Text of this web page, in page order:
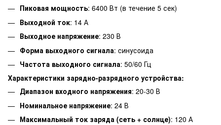
Пиковая мощность: 6400 Вт (в течение 5 сек)
Выходной ток: 14 А
Выходное напряжение: 230 В
Форма выходного сигнала: синусоида
Частота выходного сигнала: 50/60 Гц
Характеристики зарядно-разрядного устройства:
Диапазон входного напряжения: 20-30 В
Номинальное напряжение: 24 В
Максимальный ток заряда (сеть + солнце): 120 А